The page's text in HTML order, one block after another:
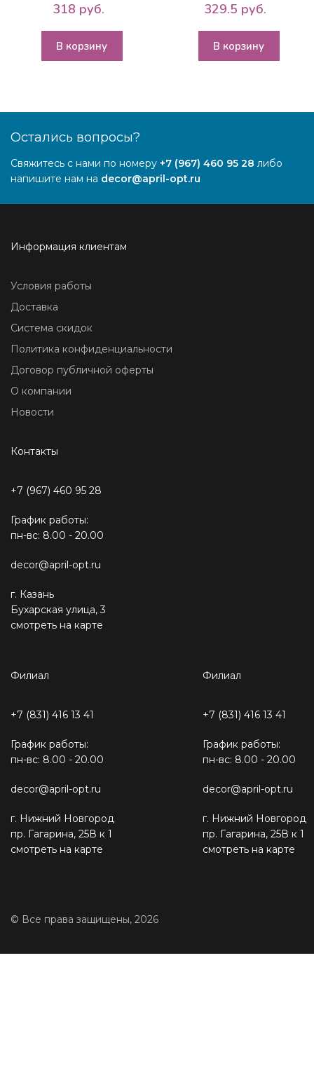
318 руб.
В корзину
329.5 руб.
В корзину
Остались вопросы?
Свяжитесь с нами по номеру +7 (967) 460 95 28 либо
напишите нам на decor@april-opt.ru
Информация клиентам
Условия работы
Доставка
Система скидок
Политика конфиденциальности
Договор публичной оферты
О компании
Новости
Контакты
+7 (967) 460 95 28
График работы:
пн-вс: 8.00 - 20.00
decor@april-opt.ru
г. Казань
Бухарская улица, 3
смотреть на карте
Филиал
+7 (831) 416 13 41
График работы:
пн-вс: 8.00 - 20.00
decor@april-opt.ru
г. Нижний Новгород
пр. Гагарина, 25В к 1
смотреть на карте
Филиал
+7 (831) 416 13 41
График работы:
пн-вс: 8.00 - 20.00
decor@april-opt.ru
г. Нижний Новгород
пр. Гагарина, 25В к 1
смотреть на карте
© Все права защищены, 2026